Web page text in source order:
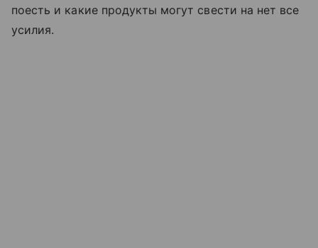
поесть и какие продукты могут свести на нет все
усилия.